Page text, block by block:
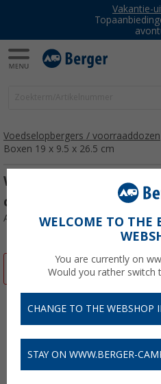
Vakantie-
Voedselopbergers / voorraaddozen
Boxen 19 x 9.5 x 26.5 cm
Westfield Paula Lunch
cm
Artikelnr: 532570
-13%
WELCOME TO THE
You are currently on
Would you rather switch
CHANGE TO THE WEBSHOP
STAY ON WWW.BERGER-